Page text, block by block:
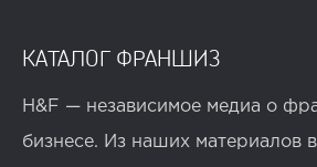
КАТАЛОГ ФРАНШИЗ
H&F — независимое медиа о
бизнесе. Из наших материалов